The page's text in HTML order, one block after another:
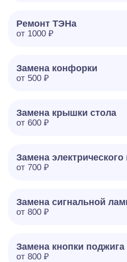
Ремонт ТЭНа
от 1000 ₽
Замена конфорки
от 500 ₽
Замена крышки стола
от 600 ₽
Замена
от 700 ₽
Замена сигнальной
от 800 ₽
Замена кнопки поджига
от 800 ₽